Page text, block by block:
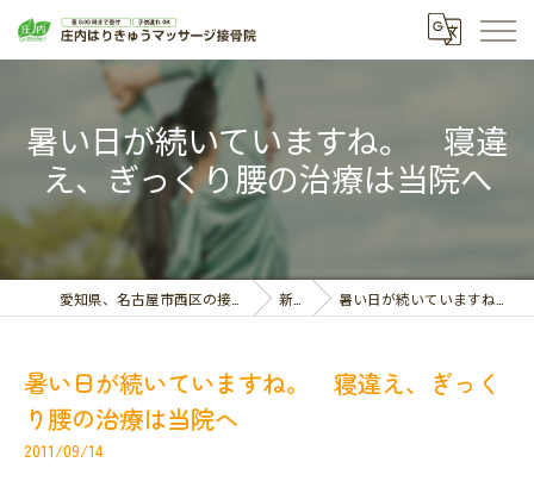
暑い日が続いていますね。 寝違
え、ぎっくり腰の治療は当院へ
新着情報 暑い日が続いていますね。 寝違え、ぎっくり腰の治療は当院へ
暑い日が続いていますね。 寝違え、ぎっく
り腰の治療は当院へ
2011/09/14